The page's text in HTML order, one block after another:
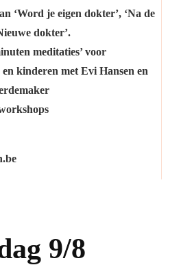
‘Word je eigen dokter’, ‘Na de
dokter’.
meditaties’ voor
en kinderen met Evi Hansen en
9/8